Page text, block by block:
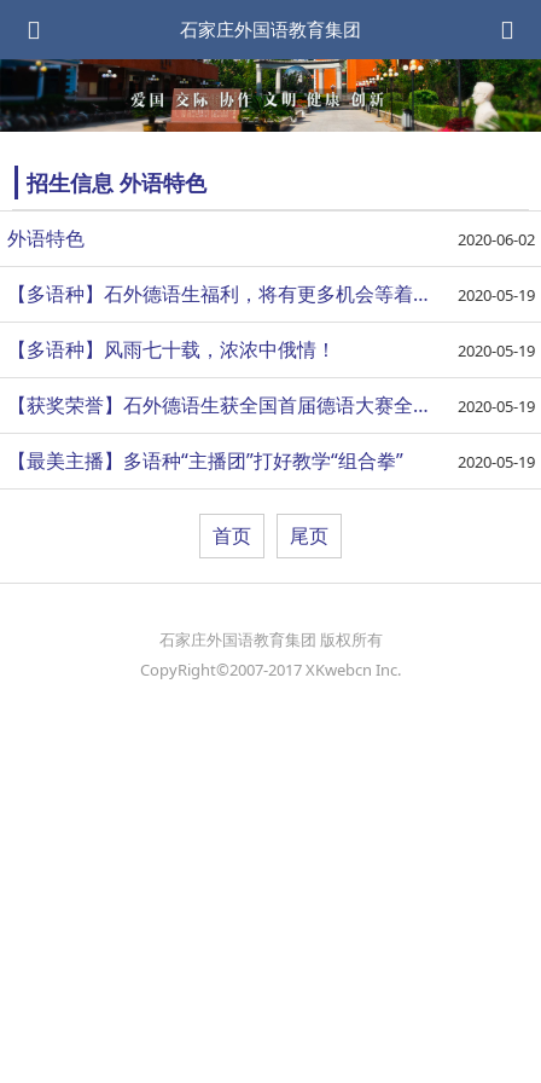
石家庄外国语教育集团
招生信息 外语特色
外语特色 2020-06-02
【多语种】石外德语生福利，将有更多机会等着你！ 2020-05-19
【多语种】风雨七十载，浓浓中俄情！ 2020-05-19
【获奖荣誉】石外德语生获全国首届德语大赛全国第一！ 2020-05-19
【最美主播】多语种“主播团”打好教学“组合拳” 2020-05-19
首页 尾页
石家庄外国语教育集团 版权所有
CopyRight©2007-2017 XKwebcn Inc.